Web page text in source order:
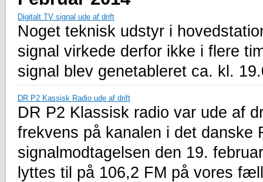
Digitalt TV signal ude af drift
Noget teknisk udstyr i
signal virkede derfor ikke i flere
signal blev genetableret ca. kl.
DR P2 Kassisk Radio ude af drift
DR P2 Klassisk radio var ude af
frekvens på kanalen i det danske
signalmodtagelsen den 19.
lyttes til på 106,2 FM på vores